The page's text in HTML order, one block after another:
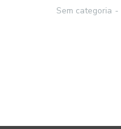
Sem categoria